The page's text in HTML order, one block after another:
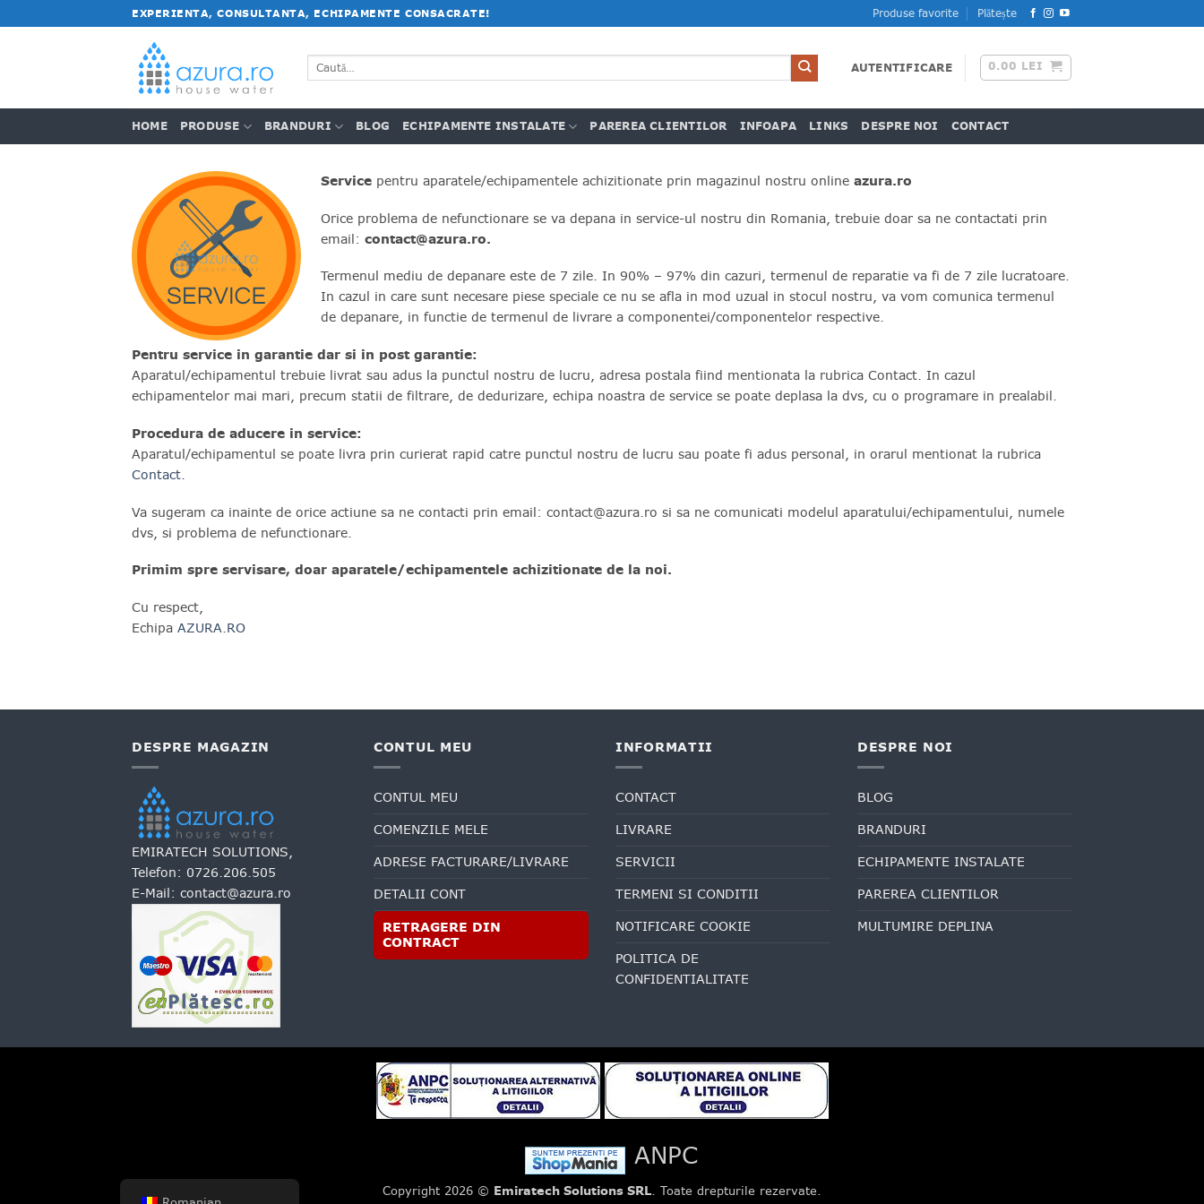
la
EXPERIENTA, CONSULTANTA, ECHIPAMENTE CONSACRATE! Produse favorite Plătește
Caută
după:
AUTENTIFICARE 0.00 LEI
HOME PRODUSE BRANDURI BLOG ECHIPAMENTE INSTALATE PAREREA CLIENTILOR INFOAPA LINKS DESPRE NOI CONTACT
Servicepentru aparatele/echipamentele achizitionate prin magazinul nostru online azura.ro
Orice problema de nefunctionare se va depana in service-ul nostru din Romania, trebuie doar sa ne contactati prin
email: contact@azura.ro.
Termenul mediu de depanare este de 7 zile. In 90% – 97% din cazuri, termenul de reparatie va fi de 7 zile lucratoare.
In cazul in care sunt necesare piese speciale ce nu se afla in mod uzual in stocul nostru, va vom comunica termenul
de depanare, in functie de termenul de livrare a componentei/componentelor respective.
Pentru service in garantie dar si in post garantie:
Aparatul/echipamentul trebuie livrat sau adus la punctul nostru de lucru, adresa postala fiind mentionata la rubrica Contact. In cazul
echipamentelor mai mari, precum statii de filtrare, de dedurizare, echipa noastra de service se poate deplasa la dvs, cu o programare in prealabil.
Procedura de aducere in service:
Aparatul/echipamentul se poate livra prin curierat rapid catre punctul nostru de lucru sau poate fi adus personal, in orarul mentionat la rubrica
Contact.
Va sugeram ca inainte de orice actiune sa ne contacti prin email: contact@azura.ro si sa ne comunicati modelul aparatului/echipamentului, numele
dvs, si problema de nefunctionare.
Primim spre servisare, doar aparatele/echipamentele achizitionate de la noi.
Cu respect,
Echipa AZURA.RO
DESPRE MAGAZIN
EMIRATECH SOLUTIONS,
Telefon: 0726.206.505
E-Mail: contact@azura.ro
CONTUL MEU
CONTUL MEU
COMENZILE MELE
ADRESE FACTURARE/LIVRARE
DETALII CONT
RETRAGERE DIN
CONTRACT
INFORMATII
CONTACT
LIVRARE
SERVICII
TERMENI SI CONDITII
NOTIFICARE COOKIE
POLITICA DE
CONFIDENTIALITATE
DESPRE NOI
BLOG
BRANDURI
ECHIPAMENTE INSTALATE
PAREREA CLIENTILOR
MULTUMIRE DEPLINA
ANPC
Copyright 2026 © Emiratech Solutions SRL. Toate drepturile rezervate.